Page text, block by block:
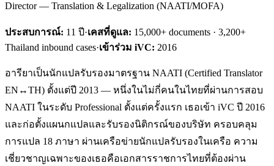
Director — Translation & Legalization (NAATI/MOFA)
ประสบการณ์: 11 ปี·เคสที่ดูแล: 15,000+ documents · 3,200+
Thailand inbound cases·เข้าร่วม iVC: 2016
อารียาเป็นนักแปลรับรองมาตรฐาน NAATI (Certified Translator
EN↔TH) ตั้งแต่ปี 2013 — หนึ่งในไม่กี่คนในไทยที่ผ่านการสอบ
NAATI ในระดับ Professional ตั้งแต่ครั้งแรก เธอเข้า iVC ปี 2016
และก่อตั้งแผนกแปลและรับรองนิติกรณ์ของบริษัท ครอบคลุม
การแปล 18 ภาษา ผ่านเครือข่ายนักแปลรับรองในเครือ ความ
เชี่ยวชาญเฉพาะของเธอคือเอกสารราชการไทยที่ต้องผ่าน